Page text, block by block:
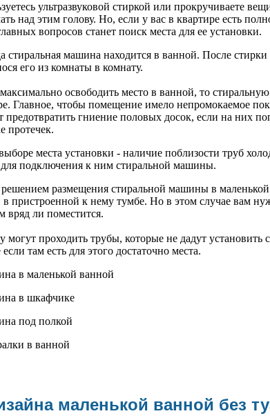
ультразвуковой стиркой или прокручиваете
над этим голову. Но, если у вас в квартире есть
вопросов станет поиск места для ее установки.
стиральная машина находится в ванной. После стирки
его из комнаты в комнату.
освободить место в ванной, то
Главное, чтобы помещение имело непромокаемое
гниение половых досок, если на них
протечек.
места установки - наличие поблизости труб
подключения к ним стиральной машины.
размещения стиральной машины в маленькой
пристроенной к нему тумбе. Но в этом случае вам
вряд ли поместится.
могут проходить трубы, которые не дадут
там есть для этого достаточно места.
маленькой ванной без